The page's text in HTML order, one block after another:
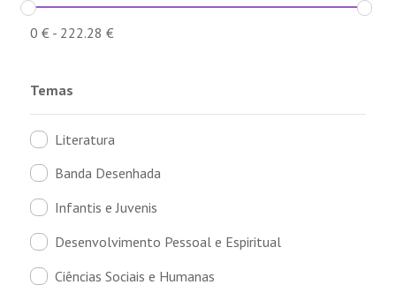
0 €- 222.28 €
Temas
Literatura
Banda Desenhada
Infantis e Juvenis
Desenvolvimento Pessoal e Espiritual
Ciências Sociais e Humanas